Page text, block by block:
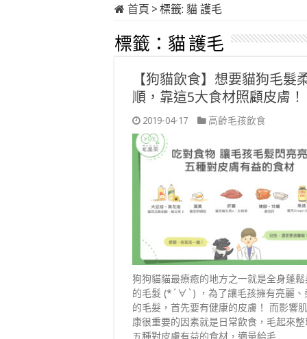
首頁 > 標籤: 貓 護毛
標籤： 貓 護毛
【狗貓飲食】想要貓狗毛髮
順，靠這5大食材照顧皮膚！
2019-04-17 高齡毛孩飲食
狗狗貓貓最療癒的地方之一就是全身蓬鬆
的毛髮 (*´∀`) ，為了讓毛孩擁有亮麗、
的毛髮，首先要有健康的皮膚！ 而影響
康很重要的因素就是日常飲食，毛起來整
五種對皮膚有益的食材，適量給毛 …